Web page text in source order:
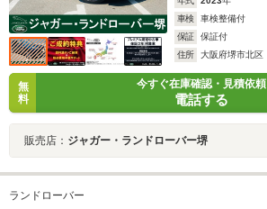
車検
車検整備付
保証
保証付
住所
大阪府堺市北区
無
料
今すぐ在庫確認・見積依頼
電話する
販売店： ジャガー・ランドローバー堺
ランドローバー